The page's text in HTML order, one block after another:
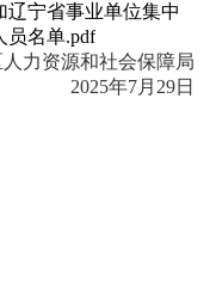
辽宁省事业单位集中
员名单.pdf
力资源和社会保障局
2025年7月29日